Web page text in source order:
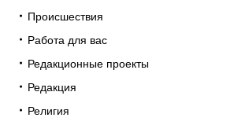
Происшествия
Работа для вас
Редакционные проекты
Редакция
Религия